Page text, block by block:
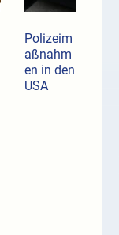
Polizeim
aßnahm
en in den
USA